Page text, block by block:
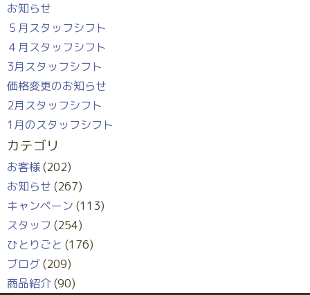
お知らせ
５月スタッフシフト
４月スタッフシフト
3月スタッフシフト
価格変更のお知らせ
2月スタッフシフト
1月のスタッフシフト
カテゴリ
お客様(202)
お知らせ (267)
キャンペーン (113)
スタッフ (254)
ひとりごと (176)
ブログ(209)
商品紹介 (90)